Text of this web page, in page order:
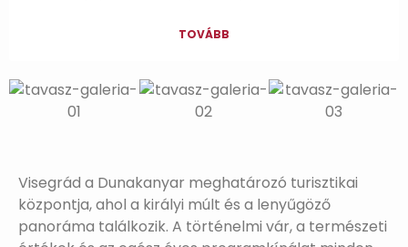
TOVÁBB
Visegrád a Dunakanyar meghatározó turisztikai
központja, ahol a királyi múlt és a lenyűgöző
panoráma találkozik. A történelmi vár, a természeti